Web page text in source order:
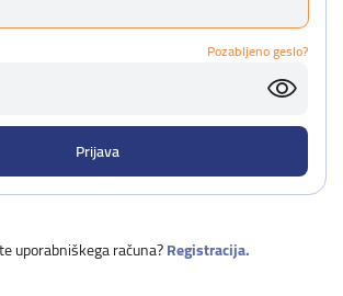
Pozabljeno geslo?
uporabniškega računa?Registracija.